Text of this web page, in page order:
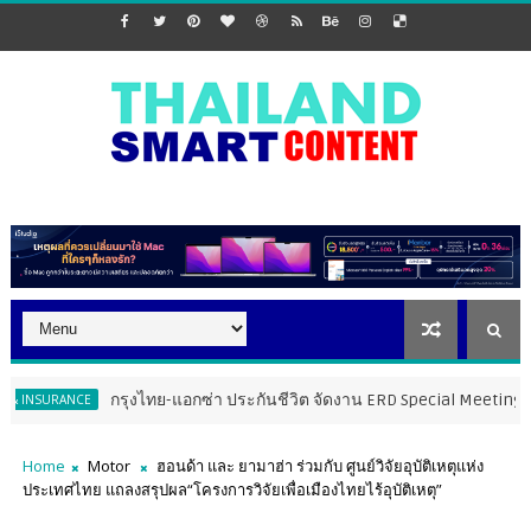
กรุงไทย-แอกซ่า ประกันชีวิต จัดงาน ERD Special Meeting หนุนฝ่ายขาย
Home Motor
ฮอนด้า และ ยามาฮ่า ร่วมกับ ศูนย์วิจัยอุบัติเหตุแห่ง
ประเทศไทย แถลงสรุปผล“โครงการวิจัยเพื่อเมืองไทยไร้อุบัติเหตุ”